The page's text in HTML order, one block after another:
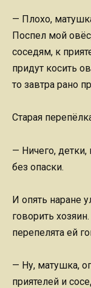
— Плохо,
Поспел мой
соседям, к
придут косить
то завтра рано
Старая
— Ничего, детки,
без опаски.
И опять наране
говорить
перепелята ей
— Ну, матушка,
приятелей и